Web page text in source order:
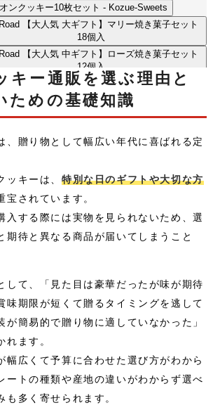
ンクッキー10枚セット - Kozue-Sweets
【大人気 大ギフト】マリー焼き菓子セット
18個入
【大人気 中ギフト】ローズ焼き菓子セット
12個入
chocolaterie おやつ袋
キー通販を選ぶ理由と
ための基礎知識
、贈り物として幅広い年代に喜ばれる定
ッキーは、 特別な日のギフトや大切な方
宝されています。
入する際には実物を見られないため、選
期待と異なる商品が届いてしまうこと
して、「見た目は豪華だったが味が期待
味期限が短くて贈るタイミングを逃して
が簡易的で贈り物に適していなかった」
れます。
幅広くて予算に合わせた選び方がわから
ートの種類や産地の違いがわからず選べ
も多く寄せられます。